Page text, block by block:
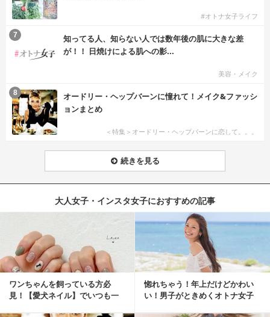
#オトナ女子ライフ
知ってる人、知らない人では数年後の肌に大きな差
が！！ 日焼けによる肌への影...
美容・メイク
7
オードリー・ヘップバーンに憧れて！メイク&ファッシ
ョンまとめ
＜特集＞オードリー・ヘップバーンに恋して。。。
8
続きを見る
大人女子・インスタ女子におすすめの記事
ワンちゃんを飼っている方必
見！【愛犬ネイル】でいつも一
惚れちゃう！年上だけどかわい
い！男子がときめくオトナ女子